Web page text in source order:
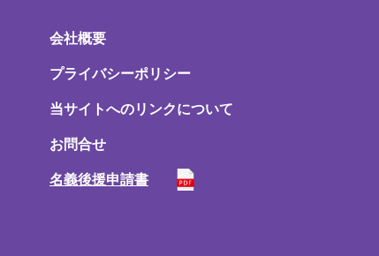
会社概要
プライバシーポリシー
当サイトへのリンクについて
お問合せ
名義後援申請書